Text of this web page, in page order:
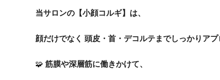
当サロンの【小顔コルギ】は、
顔だけでなく 頭皮・首・デコルテまでしっかりアプ
🧩 筋膜や深層筋に働きかけて、